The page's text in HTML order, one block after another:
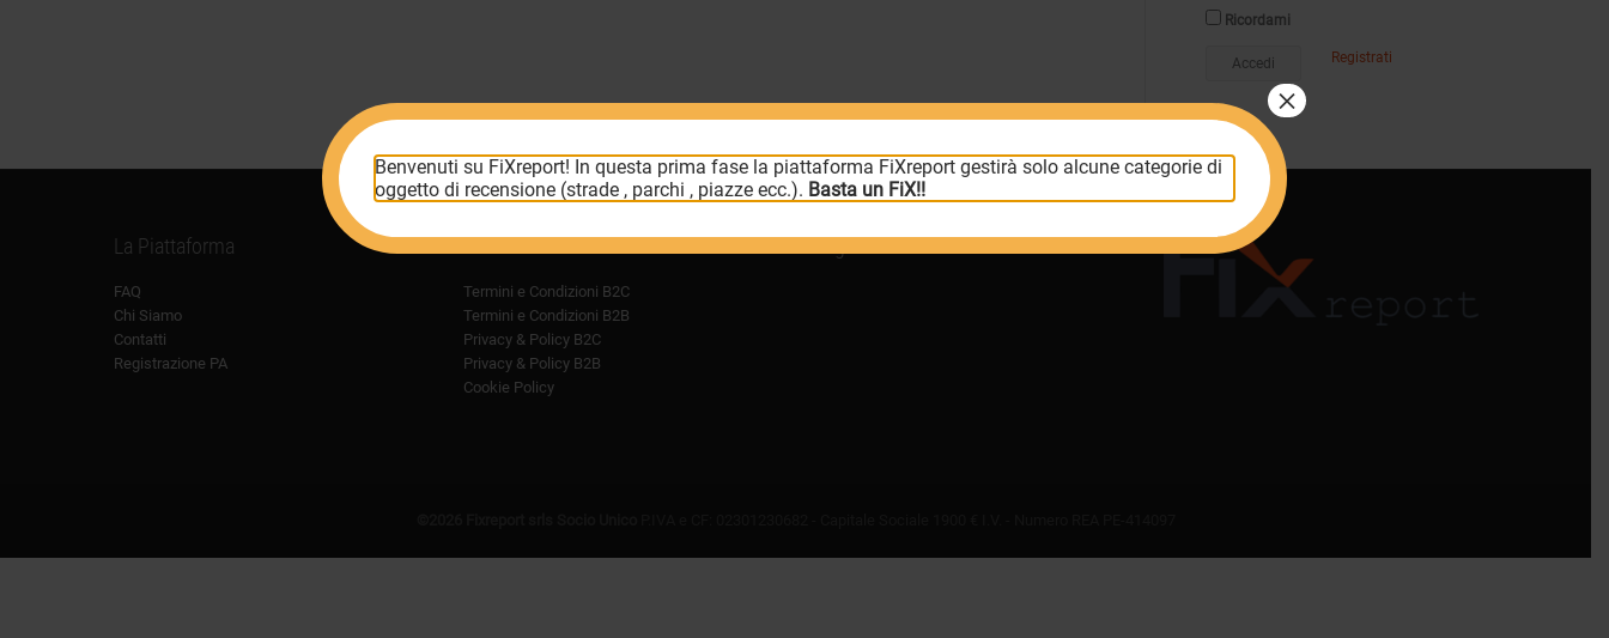
Ricordami
Registrati
La Piattaforma
FAQ
Chi Siamo
Contatti
Registrazione PA
Termini e Condizioni B2C
Termini e Condizioni B2B
Privacy & Policy B2C
Privacy & Policy B2B
Cookie Policy
Benvenuti su FiXreport! In questa prima fase la piattaforma FiXreport gestirà solo alcune categorie di
oggetto di recensione (strade , parchi , piazze ecc.). Basta un FiX!!
×